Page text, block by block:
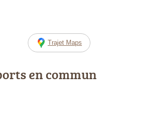
Trajet Maps
en commun